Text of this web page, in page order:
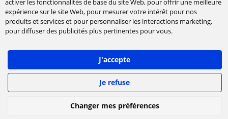
activer les fonctionnalités de base du site Web, pour offrir une meilleure
expérience sur le site Web, pour mesurer votre intérêt pour nos
produits et services et pour personnaliser les interactions marketing,
pour diffuser des publicités plus pertinentes pour vous.
J'accepte
Je refuse
Changer mes préférences
Cabinet de conseil et d’expertises en
Ippon accompagne la transformation numérique
des entreprises, en les aidant à concevoir leur
stratégie et à déployer leur roadmap à l'échelle,
afin de délivrer rapidement la valeur attendue.
réservés.